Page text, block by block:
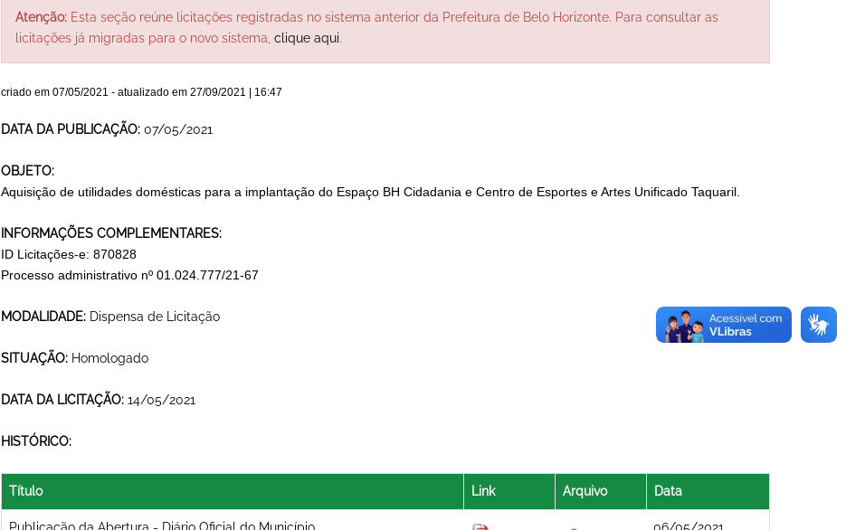
Atenção:Esta seção reúne licitações registradas no sistema anterior da Prefeitura de Belo Horizonte. Para consultar as
licitações já migradas para o novo sistema, clique aqui.
criado em 07/05/2021 - atualizado em 27/09/2021 | 16:47
DATA DA PUBLICAÇÃO: 07/05/2021
OBJETO:
Aquisição de utilidades domésticas para a implantação do Espaço BH Cidadania e Centro de Esportes e Artes Unificado Taquaril.
INFORMAÇÕES COMPLEMENTARES:
ID Licitações-e: 870828
Processo administrativo nº 01.024.777/21-67
MODALIDADE: Dispensa de Licitação
SITUAÇÃO: Homologado
DATA DA LICITAÇÃO: 14/05/2021
HISTÓRICO:
Título Link Arquivo Data